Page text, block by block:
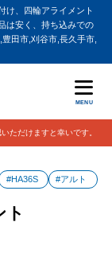
け、四輪アライメント
は安く、持ち込みでの
田市,刈谷市,長久手市,
MENU
ただけますと幸いです。
#HA36S #アルト
ト